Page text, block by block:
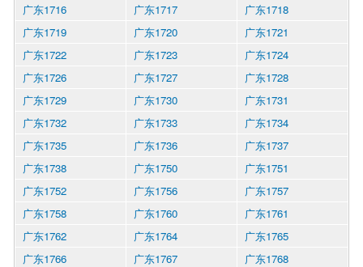
广东1716
广东1717
广东1718
广东1719
广东1720
广东1721
广东1722
广东1723
广东1724
广东1726
广东1727
广东1728
广东1729
广东1730
广东1731
广东1732
广东1733
广东1734
广东1735
广东1736
广东1737
广东1738
广东1750
广东1751
广东1752
广东1756
广东1757
广东1758
广东1760
广东1761
广东1762
广东1764
广东1765
广东1766
广东1767
广东1768